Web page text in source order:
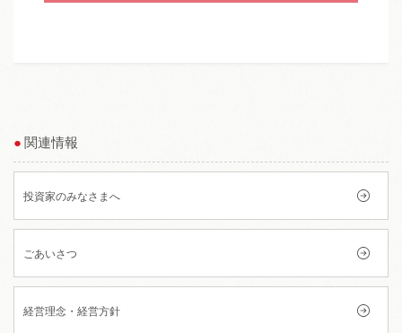
関連情報
投資家のみなさまへ
ごあいさつ
経営理念・経営方針